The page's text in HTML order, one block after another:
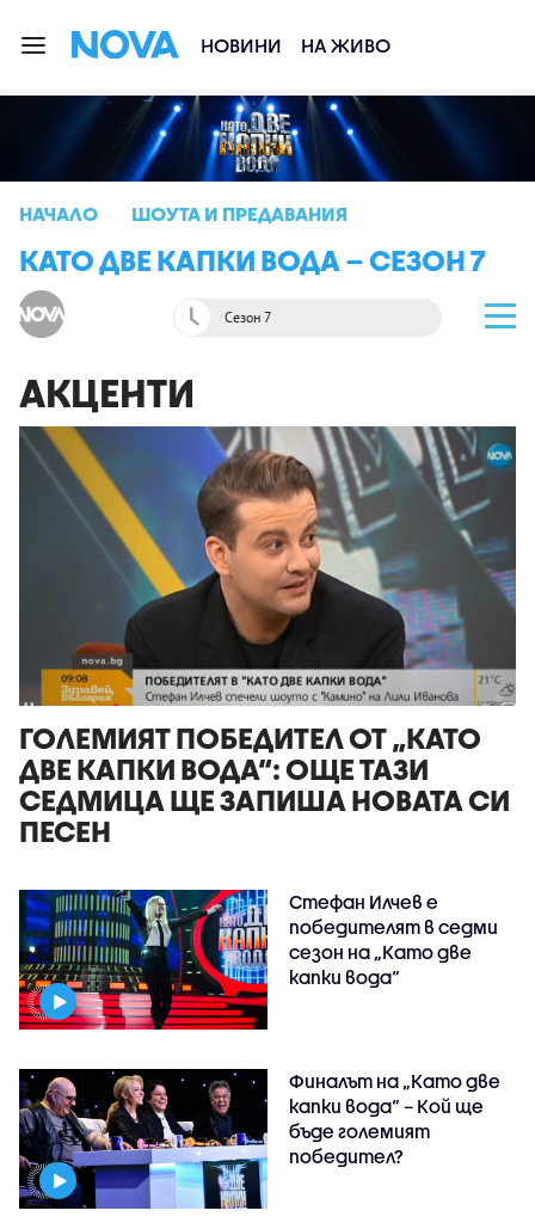
НОВИНИ НА ЖИВО
НАЧАЛО ШОУТА И ПРЕДАВАНИЯ
КАТО ДВЕ КАПКИ ВОДА – СЕЗОН 7
Сезон 7
АКЦЕНТИ
ГОЛЕМИЯТ ПОБЕДИТЕЛ ОТ „КАТО
ДВЕ КАПКИ ВОДА“: ОЩЕ ТАЗИ
СЕДМИЦА ЩЕ ЗАПИША НОВАТА СИ
ПЕСЕН
Стефан Илчев е
победителят в седми
сезон на „Като две
капки вода“
Финалът на „Като две
капки вода“ – Кой ще
бъде големият
победител?